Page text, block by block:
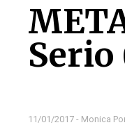
Serio
11/01/2017 - Monica